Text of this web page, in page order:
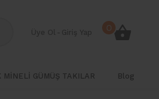
0
MİNELİ GÜMÜŞ TAKILAR Blog